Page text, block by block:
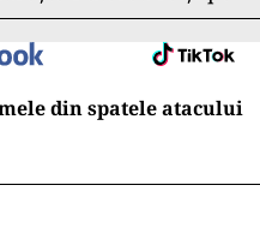
au votat pentru
ca la Camera